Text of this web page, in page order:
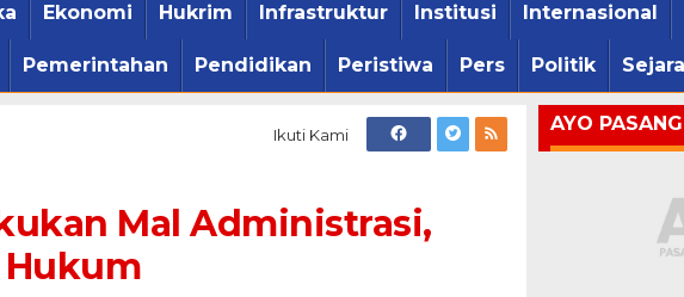
Ekonomi Hukrim Infrastruktur Institusi Internasional
Pemerintahan Pendidikan Peristiwa Pers Politik
Ikuti Kami
Mal Administrasi,
Hukum
AYO